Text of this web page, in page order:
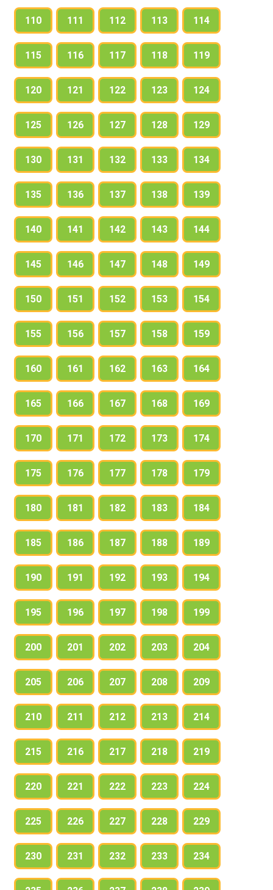
110 111 112 113 114
115 116 117 118 119
120 121 122 123 124
125 126 127 128 129
130 131 132 133 134
135 136 137 138 139
140 141 142 143 144
145 146 147 148 149
150 151 152 153 154
155 156 157 158 159
160 161 162 163 164
165 166 167 168 169
170 171 172 173 174
175 176 177 178 179
180 181 182 183 184
185 186 187 188 189
190 191 192 193 194
195 196 197 198 199
200 201 202 203 204
205 206 207 208 209
210 211 212 213 214
215 216 217 218 219
220 221 222 223 224
225 226 227 228 229
230 231 232 233 234